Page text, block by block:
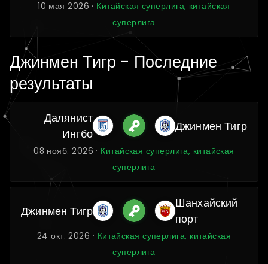
10 мая 2026 · Китайская суперлига, китайская
суперлига
Джинмен Тигр - Последние
результаты
Далянист
Ингбо
Джинмен Тигр
08 нояб. 2026 · Китайская суперлига, китайская
суперлига
Джинмен Тигр
Шанхайский
порт
24 окт. 2026 · Китайская суперлига, китайская
суперлига